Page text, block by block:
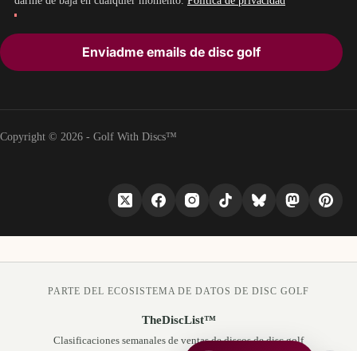
Enviadme emails de disc golf
Copyright © 2026 - Golf With Discs™
PARTE DEL ECOSISTEMA DE DATOS DE DISC GOLF
TheDiscList™
Clasificaciones semanales de ventas de discos de disc golf